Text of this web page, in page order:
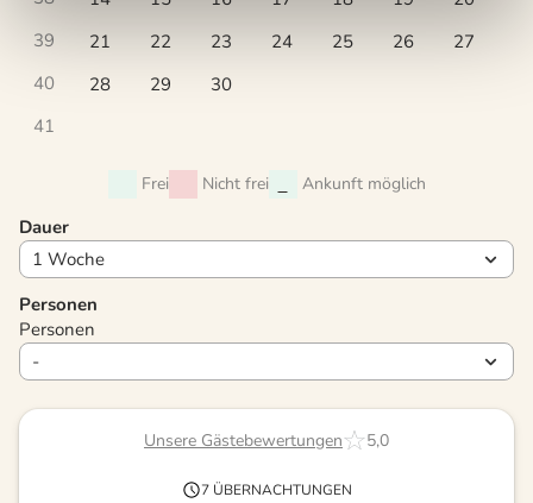
39
21 22 23 24 25 26
27
40
28 29
30
41
Frei Nicht frei Ankunft möglich
Dauer
Personen
Personen
Unsere Gästebewertungen 5,0
7 ÜBERNACHTUNGEN